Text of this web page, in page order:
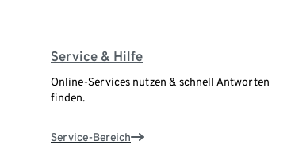
Service & Hilfe
Online-Services nutzen & schnell Antworten
finden.
Service-Bereich